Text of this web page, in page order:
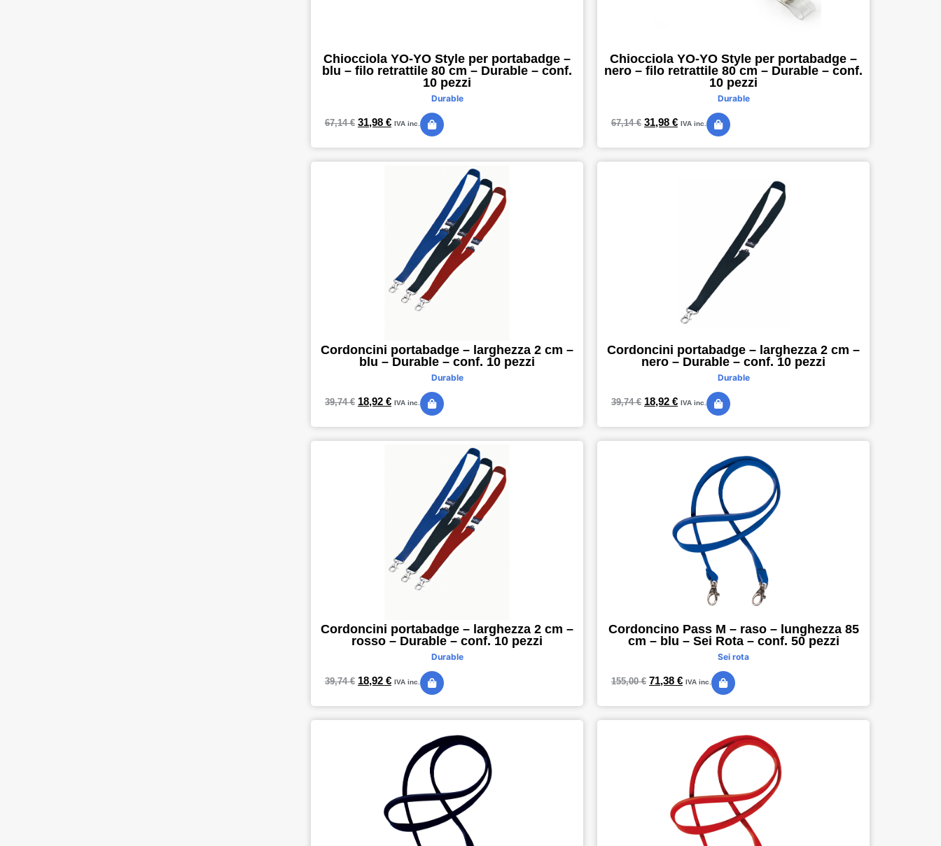
Chiocciola YO-YO Style per portabadge –
blu – filo retrattile 80 cm – Durable – conf.
10 pezzi
Durable
67,14€ 31,98 € IVA inc.
Chiocciola YO-YO Style per portabadge –
nero – filo retrattile 80 cm – Durable – conf.
10 pezzi
Durable
67,14€ 31,98 € IVA inc.
Cordoncini portabadge – larghezza 2 cm –
blu – Durable – conf. 10 pezzi
Durable
39,74€ 18,92 € IVA inc.
Cordoncini portabadge – larghezza 2 cm –
nero – Durable – conf. 10 pezzi
Durable
39,74€ 18,92 € IVA inc.
Cordoncini portabadge – larghezza 2 cm –
rosso – Durable – conf. 10 pezzi
Durable
39,74€ 18,92 € IVA inc.
Cordoncino Pass M – raso – lunghezza 85
cm – blu – Sei Rota – conf. 50 pezzi
Sei rota
155,00€ 71,38 € IVA inc.